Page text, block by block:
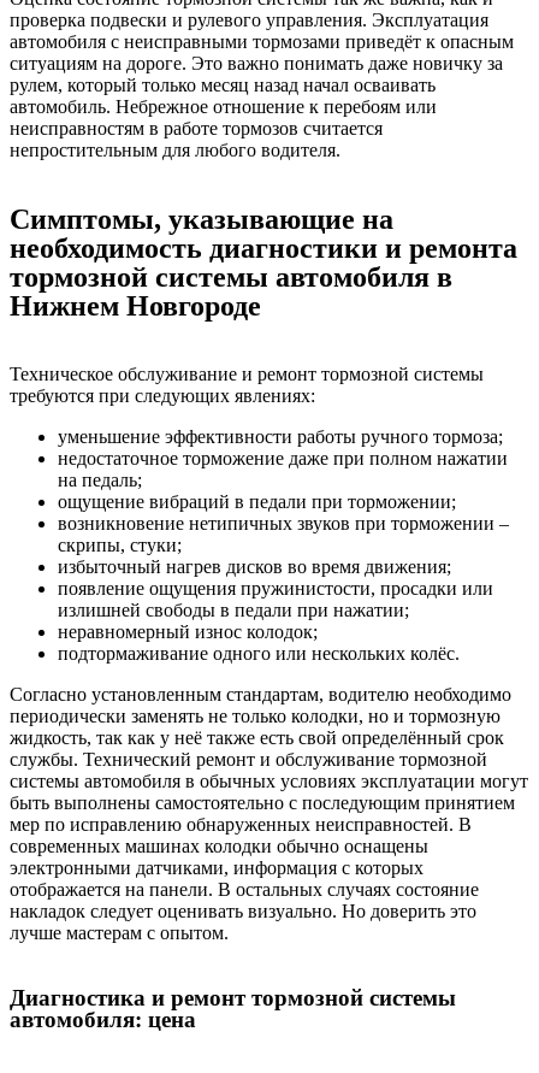
проверка подвески и рулевого управления. Эксплуатация
автомобиля с неисправными тормозами приведёт к опасным
ситуациям на дороге. Это важно понимать даже новичку за
рулем, который только месяц назад начал осваивать
автомобиль. Небрежное отношение к перебоям или
неисправностям в работе тормозов считается
непростительным для любого водителя.
Симптомы, указывающие на
необходимость диагностики и ремонта
тормозной системы автомобиля в
Нижнем Новгороде
Техническое обслуживание и ремонт тормозной системы
требуются при следующих явлениях:
уменьшение эффективности работы ручного тормоза;
недостаточное торможение даже при полном нажатии
на педаль;
ощущение вибраций в педали при торможении;
возникновение нетипичных звуков при торможении –
скрипы, стуки;
избыточный нагрев дисков во время движения;
появление ощущения пружинистости, просадки или
излишней свободы в педали при нажатии;
неравномерный износ колодок;
подтормаживание одного или нескольких колёс.
Согласно установленным стандартам, водителю необходимо
периодически заменять не только колодки, но и тормозную
жидкость, так как у неё также есть свой определённый срок
службы. Технический ремонт и обслуживание тормозной
системы автомобиля в обычных условиях эксплуатации могут
быть выполнены самостоятельно с последующим принятием
мер по исправлению обнаруженных неисправностей. В
современных машинах колодки обычно оснащены
электронными датчиками, информация с которых
отображается на панели. В остальных случаях состояние
накладок следует оценивать визуально. Но доверить это
лучше мастерам с опытом.
Диагностика и ремонт тормозной системы
автомобиля: цена